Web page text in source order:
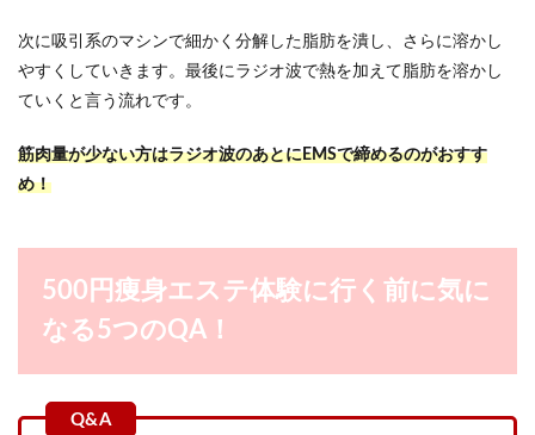
次に吸引系のマシンで細かく分解した脂肪を潰し、さらに溶かし
やすくしていきます。最後にラジオ波で熱を加えて脂肪を溶かし
ていくと言う流れです。
筋肉量が少ない方はラジオ波のあとにEMSで締めるのがおすす
め！
500円痩身エステ体験に行く前に気に
なる5つのQA！